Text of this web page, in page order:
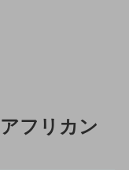
フリカン